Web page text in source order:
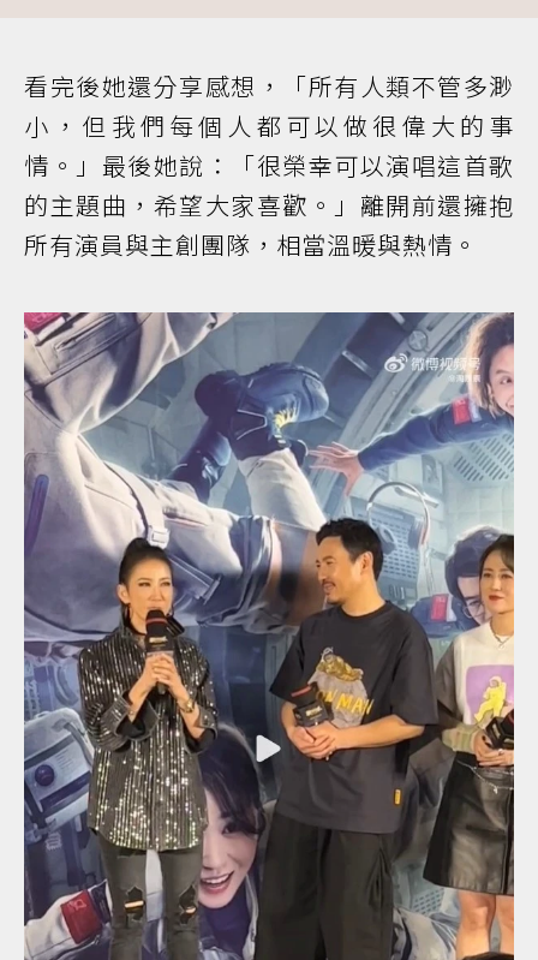
看完後她還分享感想，「所有人類不管多渺
小，但我們每個人都可以做很偉大的事
情。」最後她說：「很榮幸可以演唱這首歌
的主題曲，希望大家喜歡。」離開前還擁抱
所有演員與主創團隊，相當溫暖與熱情。